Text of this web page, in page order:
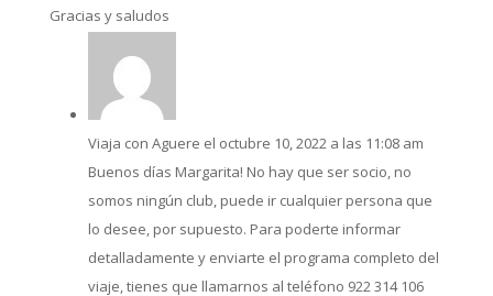
Gracias y saludos
Viaja con Aguere el octubre 10, 2022 a las 11:08 am
Buenos días Margarita! No hay que ser socio, no
somos ningún club, puede ir cualquier persona que
lo desee, por supuesto. Para poderte informar
detalladamente y enviarte el programa completo del
viaje, tienes que llamarnos al teléfono 922 314 106